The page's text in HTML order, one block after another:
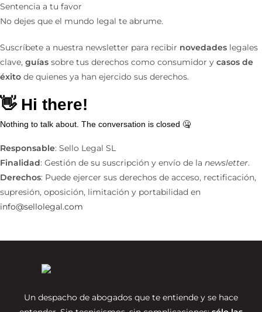
Sentencia a tu favor
No dejes que el mundo legal te abrume.
Suscríbete a nuestra newsletter para recibir novedades legales
clave, guías sobre tus derechos como consumidor y casos de
éxito de quienes ya han ejercido sus derechos.
Responsable: Sello Legal SL
Finalidad: Gestión de su suscripción y envío de la newsletter.
Derechos: Puede ejercer sus derechos de acceso, rectificación,
supresión, oposición, limitación y portabilidad en
info@sellolegal.com
Un despacho de abogados que te entiende y se hace